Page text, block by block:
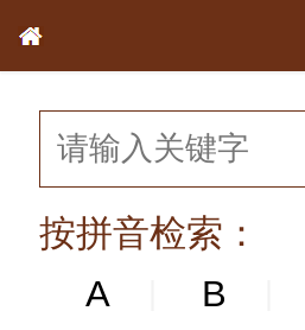
按拼音检索：
A
B